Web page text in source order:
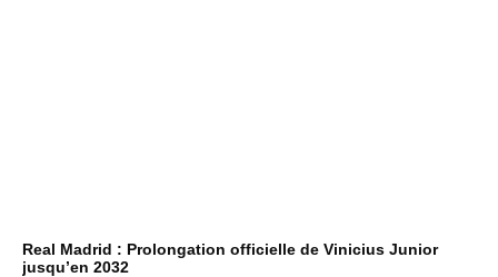
Real Madrid : Prolongation officielle de Vinicius Junior
jusqu’en 2032